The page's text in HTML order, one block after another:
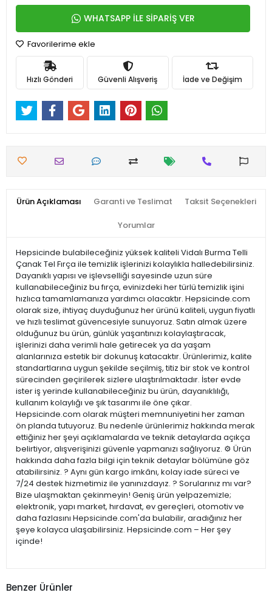
WHATSAPP İLE SİPARİŞ VER
Favorilerime ekle
Hızlı Gönderi Güvenli Alışveriş İade ve Değişim
Ürün Açıklaması Garanti ve Teslimat Taksit Seçenekleri
Yorumlar
Hepsicinde bulabileceğiniz yüksek kaliteli Vidalı Burma Telli
Çanak Tel Fırça ile temizlik işlerinizi kolaylıkla halledebilirsiniz.
Dayanıklı yapısı ve işlevselliği sayesinde uzun süre
kullanabileceğiniz bu fırça, evinizdeki her türlü temizlik işini
hızlıca tamamlamanıza yardımcı olacaktır. Hepsicinde.com
olarak size, ihtiyaç duyduğunuz her ürünü kaliteli, uygun fiyatlı
ve hızlı teslimat güvencesiyle sunuyoruz. Satın almak üzere
olduğunuz bu ürün, günlük yaşantınızı kolaylaştıracak,
işlerinizi daha verimli hale getirecek ya da yaşam
alanlarınıza estetik bir dokunuş katacaktır. Ürünlerimiz, kalite
standartlarına uygun şekilde seçilmiş, titiz bir stok ve kontrol
sürecinden geçirilerek sizlere ulaştırılmaktadır. İster evde
ister iş yerinde kullanabileceğiniz bu ürün, dayanıklılığı,
kullanım kolaylığı ve şık tasarımı ile öne çıkar.
Hepsicinde.com olarak müşteri memnuniyetini her zaman
ön planda tutuyoruz. Bu nedenle ürünlerimiz hakkında merak
ettiğiniz her şeyi açıklamalarda ve teknik detaylarda açıkça
belirtiyor, alışverişinizi güvenle yapmanızı sağlıyoruz. ⚙️ Ürün
hakkında daha fazla bilgi için teknik detaylar bölümüne göz
atabilirsiniz. ? Aynı gün kargo imkânı, kolay iade süreci ve
7/24 destek hizmetimiz ile yanınızdayız. ? Sorularınız mı var?
Bize ulaşmaktan çekinmeyin! Geniş ürün yelpazemizle;
elektronik, yapı market, hırdavat, ev gereçleri, otomotiv ve
daha fazlasını Hepsicinde.com'da bulabilir, aradığınız her
şeye kolayca ulaşabilirsiniz. Hepsicinde.com – Her şey
içinde!
Benzer Ürünler